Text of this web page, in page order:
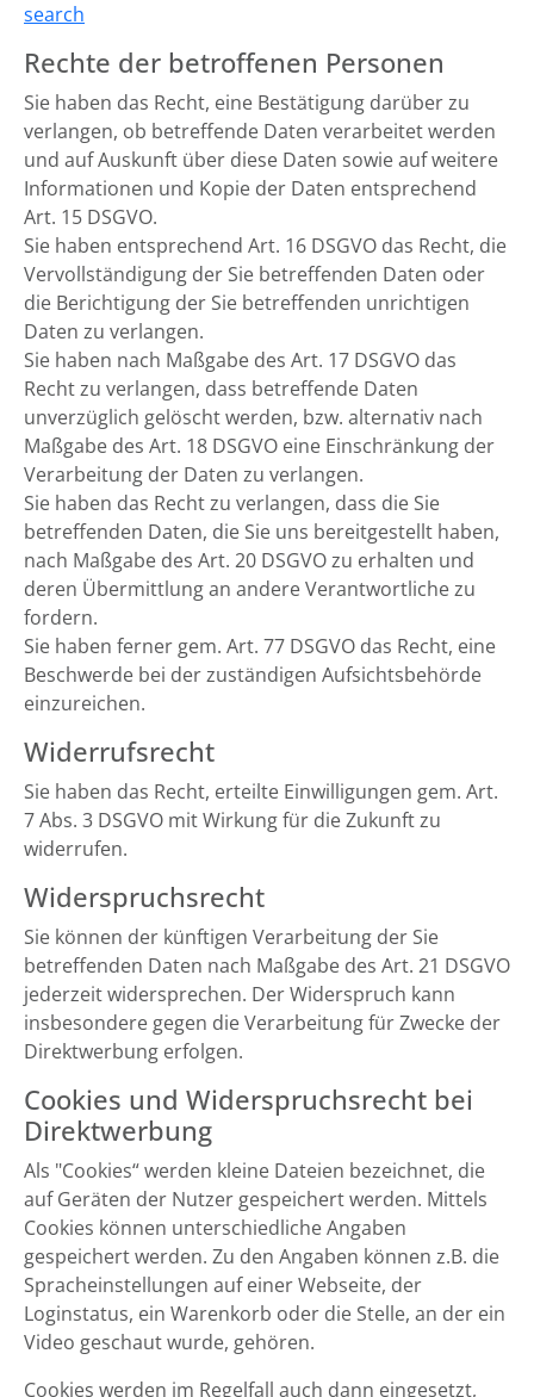
search
Rechte der betroffenen Personen
Sie haben das Recht, eine Bestätigung darüber zu
verlangen, ob betreffende Daten verarbeitet werden
und auf Auskunft über diese Daten sowie auf weitere
Informationen und Kopie der Daten entsprechend
Art. 15 DSGVO.
Sie haben entsprechend Art. 16 DSGVO das Recht, die
Vervollständigung der Sie betreffenden Daten oder
die Berichtigung der Sie betreffenden unrichtigen
Daten zu verlangen.
Sie haben nach Maßgabe des Art. 17 DSGVO das
Recht zu verlangen, dass betreffende Daten
unverzüglich gelöscht werden, bzw. alternativ nach
Maßgabe des Art. 18 DSGVO eine Einschränkung der
Verarbeitung der Daten zu verlangen.
Sie haben das Recht zu verlangen, dass die Sie
betreffenden Daten, die Sie uns bereitgestellt haben,
nach Maßgabe des Art. 20 DSGVO zu erhalten und
deren Übermittlung an andere Verantwortliche zu
fordern.
Sie haben ferner gem. Art. 77 DSGVO das Recht, eine
Beschwerde bei der zuständigen Aufsichtsbehörde
einzureichen.
Widerrufsrecht
Sie haben das Recht, erteilte Einwilligungen gem. Art.
7 Abs. 3 DSGVO mit Wirkung für die Zukunft zu
widerrufen.
Widerspruchsrecht
Sie können der künftigen Verarbeitung der Sie
betreffenden Daten nach Maßgabe des Art. 21 DSGVO
jederzeit widersprechen. Der Widerspruch kann
insbesondere gegen die Verarbeitung für Zwecke der
Direktwerbung erfolgen.
Cookies und Widerspruchsrecht bei
Direktwerbung
Als "Cookies“ werden kleine Dateien bezeichnet, die
auf Geräten der Nutzer gespeichert werden. Mittels
Cookies können unterschiedliche Angaben
gespeichert werden. Zu den Angaben können z.B. die
Spracheinstellungen auf einer Webseite, der
Loginstatus, ein Warenkorb oder die Stelle, an der ein
Video geschaut wurde, gehören.
Cookies werden im Regelfall auch dann eingesetzt,